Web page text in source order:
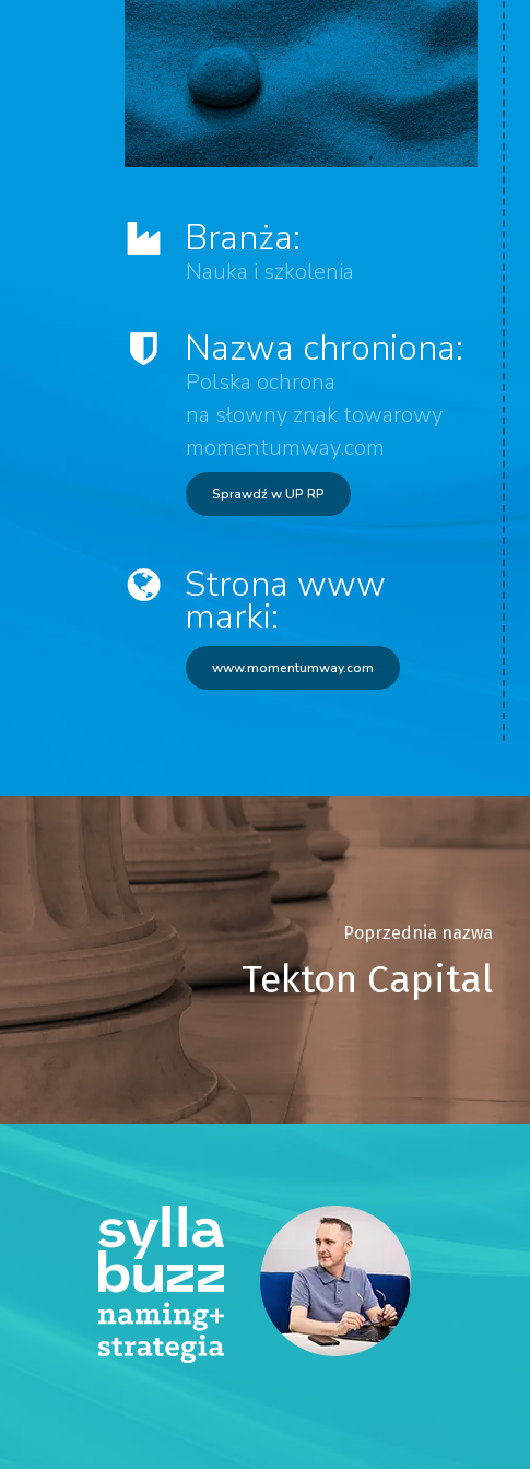
Branża:
Nauka i szkolenia
Nazwa chroniona:
Polska ochrona
na słowny znak towarowy
momentumway.com
Sprawdź w UP RP
Strona www
marki:
www.momentumway.com
Poprzednia nazwa
Tekton Capital